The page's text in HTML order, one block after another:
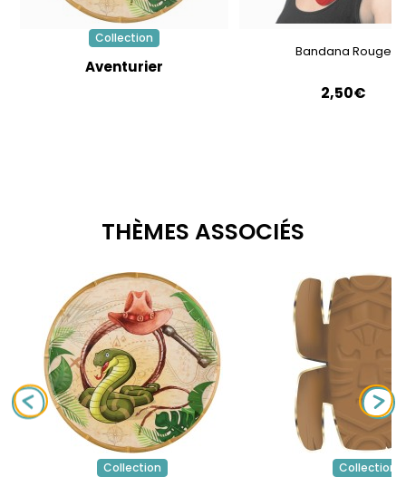
Collection
Aventurier
Bandana Rouge
2,50€
THÈMES ASSOCIÉS
Collection Collection